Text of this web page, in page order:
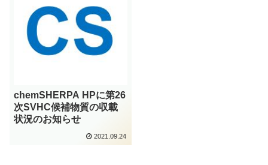
chemSHERPA HPに第26
次SVHC候補物質の収載
状況のお知らせ
2021.09.24